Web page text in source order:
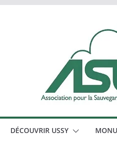
DÉCOUVRIR USSY